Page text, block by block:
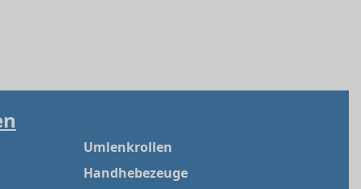
Umlenkrollen
Handhebezeuge